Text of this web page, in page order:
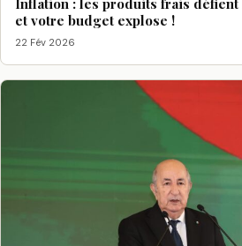
et votre budget explose !
22 Fév 2026